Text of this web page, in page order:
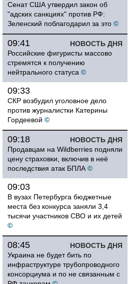
Сенат США утвердил закон об
"адских санкциях" против РФ:
Зеленский поблагодарил за это ©
НОВОСТЬ ДНЯ
09:41
Российские фигуристы массово
стремятся к получению
нейтрального статуса ©
09:33
СКР возбудил уголовное дело
против журналистки Катерины
Гордеевой ©
НОВОСТЬ ДНЯ
09:18
Продавцам на Wildberries подняли
цену страховки, включив в неё
последствия атак БПЛА ©
09:03
В вузах Петербурга бюджетные
места без конкурса заняли 3,4
тысячи участников СВО и их детей
©
НОВОСТЬ ДНЯ
08:45
Украина не будет бить по
инфраструктуре трубопроводного
консорциума и по не связанным с